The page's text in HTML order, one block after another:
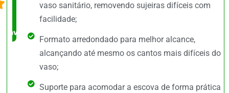
avaliado!
vaso sanitário, removendo sujeiras difíceis com
facilidade;
Formato arredondado para melhor alcance,
alcançando até mesmo os cantos mais difíceis do
vaso;
Suporte para acomodar a escova de forma prática